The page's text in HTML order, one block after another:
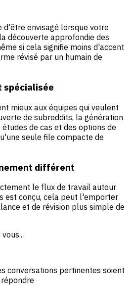
d'être envisagé lorsque votre
découverte approfondie des
si cela signifie moins d'accent
révisé par un humain de
spécialisée
mieux aux équipes qui veulent
de subreddits, la génération
de cas et des options de
seule file compacte de
différent
le flux de travail autour
est conçu, cela peut l'emporter
et de révision plus simple de
conversations pertinentes soient